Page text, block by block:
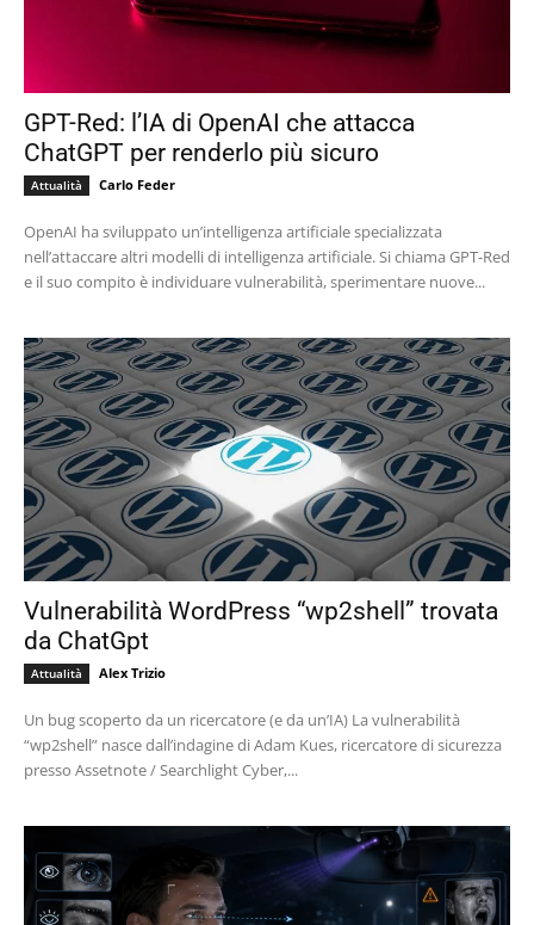
GPT-Red: l’IA di OpenAI che attacca
ChatGPT per renderlo più sicuro
Attualità Carlo Feder
OpenAI ha sviluppato un’intelligenza artificiale specializzata
nell’attaccare altri modelli di intelligenza artificiale. Si chiama GPT-Red
e il suo compito è individuare vulnerabilità, sperimentare nuove...
Vulnerabilità WordPress “wp2shell” trovata
da ChatGpt
Attualità Alex Trizio
Un bug scoperto da un ricercatore (e da un’IA) La vulnerabilità
“wp2shell” nasce dall’indagine di Adam Kues, ricercatore di sicurezza
presso Assetnote / Searchlight Cyber,...